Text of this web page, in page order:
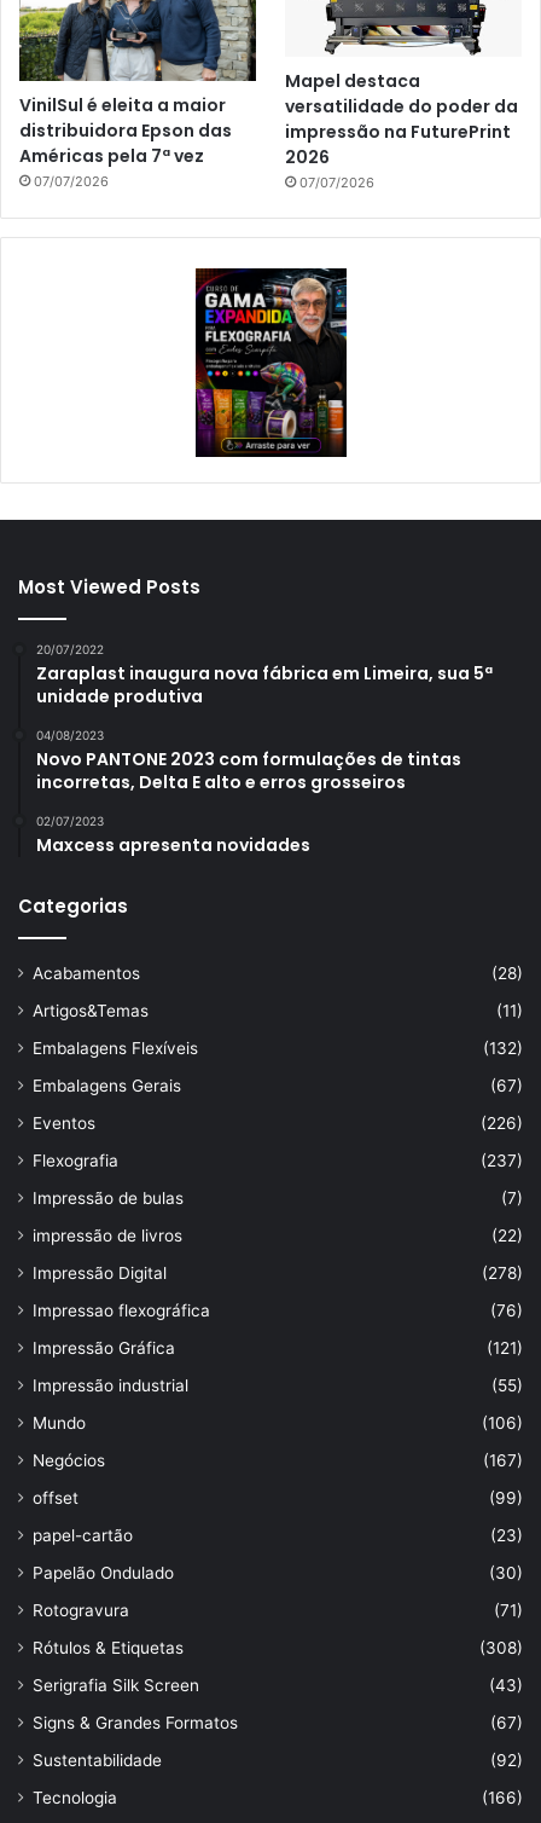
VinilSul é eleita a maior
distribuidora Epson das
Américas pela 7ª vez
07/07/2026
Mapel destaca
versatilidade do poder da
impressão na FuturePrint
2026
07/07/2026
Most Viewed Posts
20/07/2022
Zaraplast inaugura nova fábrica em Limeira, sua 5ª
unidade produtiva
04/08/2023
Novo PANTONE 2023 com formulações de tintas
incorretas, Delta E alto e erros grosseiros
02/07/2023
Maxcess apresenta novidades
Categorias
Acabamentos
(28)
Artigos&Temas
(11)
Embalagens Flexíveis
(132)
Embalagens Gerais
(67)
Eventos
(226)
Flexografia
(237)
Impressão de bulas
(7)
impressão de livros
(22)
Impressão Digital
(278)
Impressao flexográfica
(76)
Impressão Gráfica
(121)
Impressão industrial
(55)
Mundo
(106)
Negócios
(167)
offset
(99)
papel-cartão
(23)
Papelão Ondulado
(30)
Rotogravura
(71)
Rótulos & Etiquetas
(308)
Serigrafia Silk Screen
(43)
Signs & Grandes Formatos
(67)
Sustentabilidade
(92)
Tecnologia
(166)